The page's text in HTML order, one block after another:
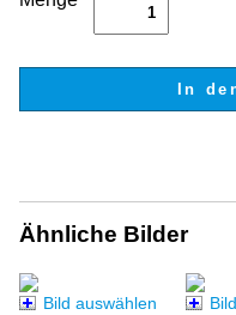
Ähnliche Bilder
Bild auswählen